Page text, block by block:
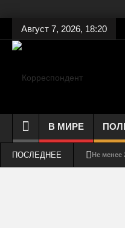
Август 7, 2026, 18:20
В МИРЕ
ПОСЛЕДНЕЕ Не менее